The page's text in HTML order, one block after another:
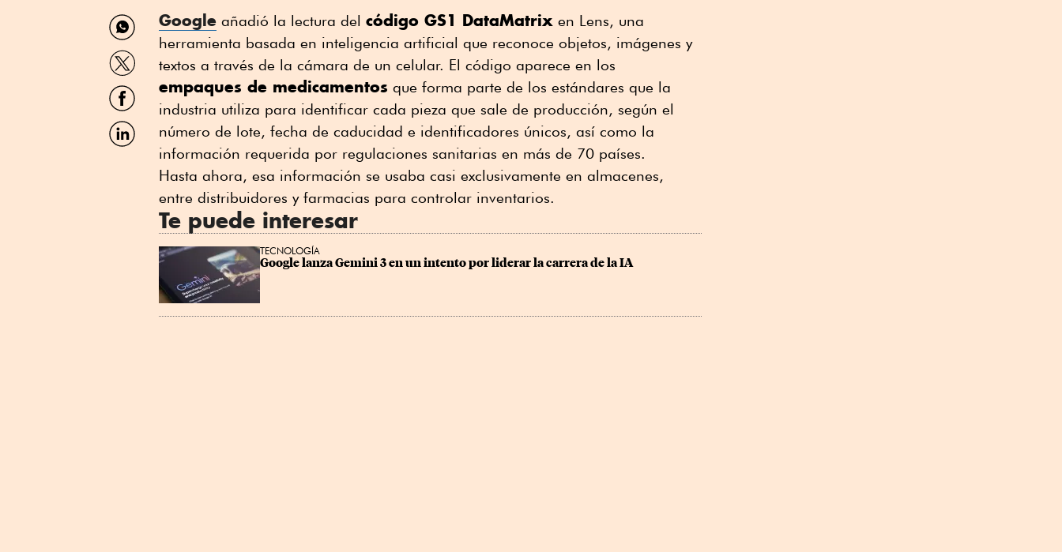
Compartir
por
WhatsApp
Compartir
por
Twitter
Compartir
por
Facebook
Compartir
por
Google añadió la lectura del código GS1 DataMatrix en Lens, una
herramienta basada en inteligencia artificial que reconoce objetos, imágenes y
textos a través de la cámara de un celular. El código aparece en los
empaques de medicamentos que forma parte de los estándares que la
industria utiliza para identificar cada pieza que sale de producción, según el
número de lote, fecha de caducidad e identificadores únicos, así como la
información requerida por regulaciones sanitarias en más de 70 países.
Hasta ahora, esa información se usaba casi exclusivamente en almacenes,
entre distribuidores y farmacias para controlar inventarios.
Te puede interesar
TECNOLOGÍA
Google lanza Gemini 3 en un intento por liderar la carrera de la IA